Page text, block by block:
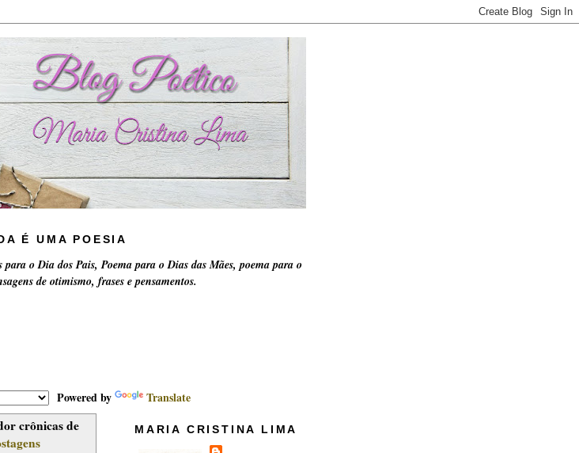
É UMA POESIA
para o Dia dos Pais, Poema para o Dias das Mães, poema para o
de otimismo, frases e pensamentos.
Powered by Translate
crônicas de
MARIA CRISTINA LIMA